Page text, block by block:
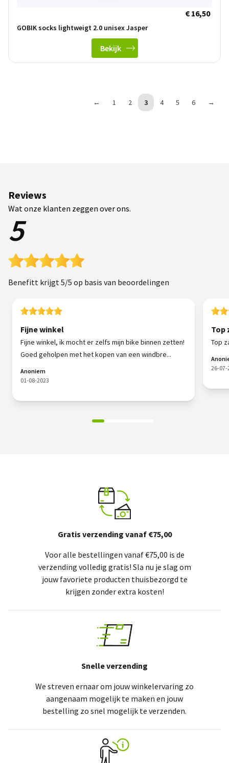
€ 16,50
GOBIK socks lightweigt 2.0 unisex Jasper
Bekijk
← 1 2 3 4 5 6 →
Reviews
Wat onze klanten zeggen over ons.
5
Benefitt krijgt 5/5 op basis van beoordelingen
Fijne winkel
Fijne winkel, ik mocht er zelfs mijn bike binnen zetten!
Goed geholpen met het kopen van een windbre...
Anoniem
01-08-2023
Top
Top
26-07-
Gratis verzending vanaf €75,00
Voor alle bestellingen vanaf €75,00 is de
verzending volledig gratis! Sla nu je slag om
jouw favoriete producten thuisbezorgd te
krijgen zonder extra kosten!
Snelle verzending
We streven ernaar om jouw winkelervaring zo
aangenaam mogelijk te maken en jouw
bestelling zo snel mogelijk te verzenden.